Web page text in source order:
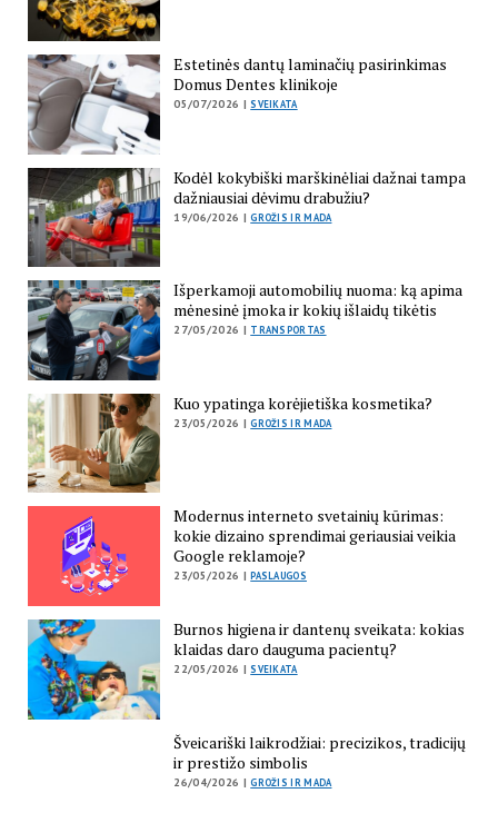
Estetinės dantų laminačių pasirinkimas
Domus Dentes klinikoje
05/07/2026 |SVEIKATA
Kodėl kokybiški marškinėliai dažnai tampa
dažniausiai dėvimu drabužiu?
19/06/2026 |GROŽIS IR MADA
Išperkamoji automobilių nuoma: ką apima
mėnesinė įmoka ir kokių išlaidų tikėtis
27/05/2026 | TRANSPORTAS
Kuo ypatinga korėjietiška kosmetika?
23/05/2026 |GROŽIS IR MADA
Modernus interneto svetainių kūrimas:
kokie dizaino sprendimai geriausiai veikia
Google reklamoje?
23/05/2026 |PASLAUGOS
Burnos higiena ir dantenų sveikata: kokias
klaidas daro dauguma pacientų?
22/05/2026 |SVEIKATA
Šveicariški laikrodžiai: precizikos, tradicijų
ir prestižo simbolis
26/04/2026 |GROŽIS IR MADA